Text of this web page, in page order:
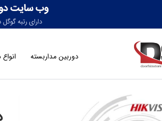
دوربین مداربسته